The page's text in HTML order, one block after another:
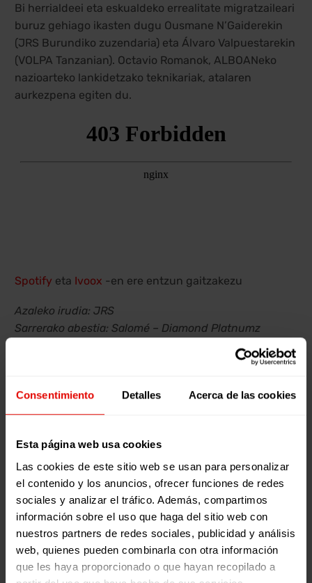
Consentimiento Detalles Acerca de las cookies
Esta página web usa cookies
Las cookies de este sitio web se usan para personalizar
el contenido y los anuncios, ofrecer funciones de redes
sociales y analizar el tráfico. Además, compartimos
información sobre el uso que haga del sitio web con
nuestros partners de redes sociales, publicidad y análisis
web, quienes pueden combinarla con otra información
que les haya proporcionado o que hayan recopilado a
Bi herrialdeei eta eskualdeko errealitate migratzaileari
buruz gehiago ikasten dugu Ousmane N’Gaiderekin
(JRS Burundiko zuzendaria) eta Álvaro Valpuestarekin
(VOLPA Tanzanian). Octavio Romanok, ALBOANeko
nazioarteko lankidetzako teknikariak, atalaren
aurkezpena egiten du.
Spotify eta Ivoox -en ere entzun gaitzakezu
Azaleko irudia: JRS
Sarrerako abestia: Salomé – Diamond Platnumz
Escuela Para El Cambio
El Blog de la Escuela para el Cambio es
el espacio de reflexión y formación en
derechos humanos de Entreculturas.